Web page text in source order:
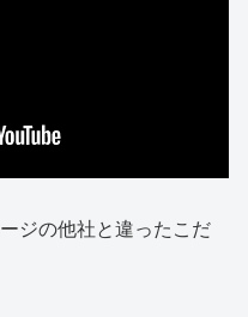
ジの他社と違ったこだ